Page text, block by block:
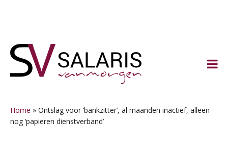
naar
hoofdnavigatie
naar
hoofd
naar
eerste
naar
voettekst
Home » Ontslag voor ‘bankzitter’, al maanden inactief, alleen
nog ‘papieren dienstverband’